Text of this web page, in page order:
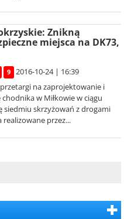
Znikną
miejsca na DK73,
9
2016-10-24 | 16:39
przetargi na zaprojektowanie i
w Miłkowie w ciągu
skrzyżowań z drogami
przez...